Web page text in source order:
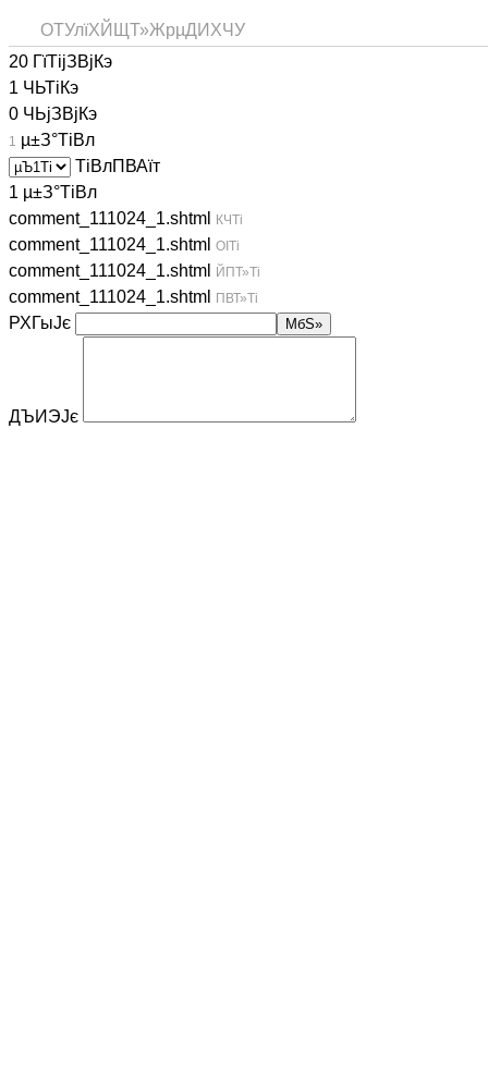
ОТУлїХЙЩТ»ЖрµДИХЧУ
20 ГїТіјЗВјКэ
1 ЧЬТіКэ
0 ЧЬјЗВјКэ
1 µ±З°ТіВл
ТіВлПВА­їт
1 µ±З°ТіВл
comment_111024_1.shtml
КЧТі
comment_111024_1.shtml ОІТі
comment_111024_1.shtml ЙПТ»Ті
comment_111024_1.shtml ПВТ»Ті
РХГыЈє
ДЪИЭЈє